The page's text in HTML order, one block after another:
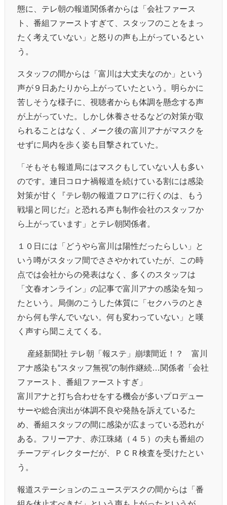
態に、テレ朝の報道関係者からは「会社ファース
ト、番組ファーストすぎて、スタッフのことをまっ
たく考えていない」と怒りの声も上がっているとい
う。
スタッフの間からは「富川は大丈夫なのか」という
声が９日あたりから上がっていたという。明らかに
苦しそうな様子に、視聴者からも体調を懸念する声
が上がっていた。しかし休養させるなどの対策が取
られることはなく、メーク後の富川アナがマスクを
せずに局内を歩く姿も目撃されていた。
「そもそも報道局にはマスクもしていない人も多い
のです。連日コロナ禍報道を続けている割には感染
対策が甘く『テレ朝の報道フロアに行くのは、もう
戦場と同じだ』と恐れる声も制作会社のスタッフか
ら上がっています」とテレ朝関係者。
１０日には「どうやら富川は陽性だったらしい」と
いう噂がスタッフ間でささやかれていたが、この時
点では会社からの発表はなく、多くのスタッフは
「文春オンライン」の記事で富川アナの感染を知っ
たという。局側のこうした体質に「セクハラのとき
から何も学んでいない。何も変わっていない」と嘆
く声すら聞こえてくる。
© 産経新聞社 テレ朝「報ステ」崩壊間近！？ 富川
アナ感染も“スタッフ無視”の制作継続…関係者「会社
ファースト、番組ファーストすぎ」
富川アナと打ち合わせをする機会が多いプロデュー
サーや総合演出が体調不良や発熱を訴えているた
め、番組スタッフの間に感染が広まっている恐れが
ある。フリーアナ、赤江珠緒（４５）の夫も番組の
チーフディレクターだが、ＰＣＲ検査を受けたとい
う。
報道ステーションのニュースデスクの間からは「番
組を休止すべきだ」という声も上がったというが、